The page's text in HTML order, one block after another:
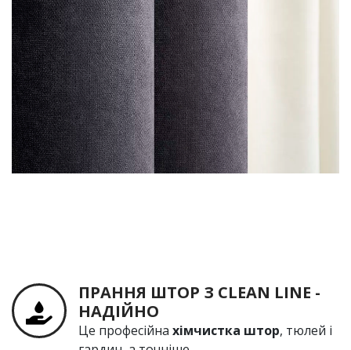
ПРАННЯ ШТОР З СLEAN LINE -
НАДІЙНО
Це професійна хімчистка штор, тюлей і